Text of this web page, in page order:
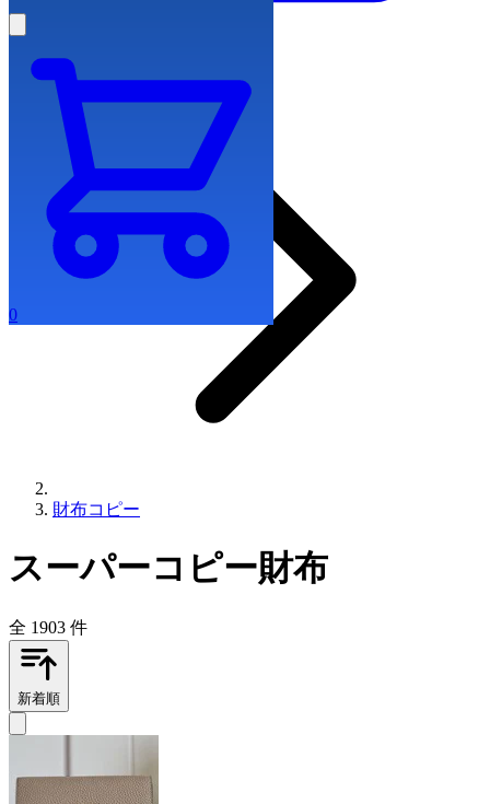
0
財布コピー
スーパーコピー財布
全 1903 件
新着順